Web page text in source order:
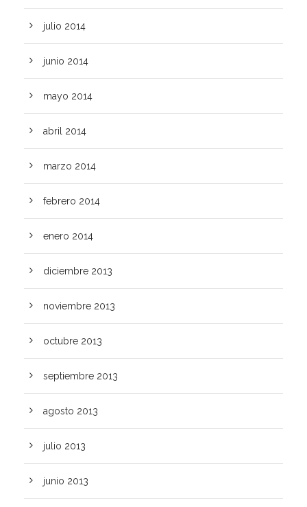
julio 2014
junio 2014
mayo 2014
abril 2014
marzo 2014
febrero 2014
enero 2014
diciembre 2013
noviembre 2013
octubre 2013
septiembre 2013
agosto 2013
julio 2013
junio 2013